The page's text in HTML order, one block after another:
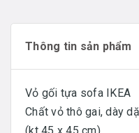
Thông tin sản phẩm
Vỏ gối tựa sofa IKEA
Chất vỏ thô gai, dày